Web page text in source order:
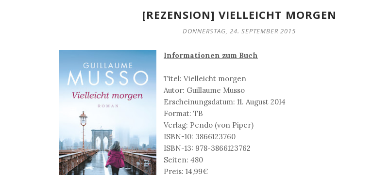
[REZENSION] VIELLEICHT MORGEN
DONNERSTAG, 24. SEPTEMBER 2015
Informationen zum Buch
Titel: Vielleicht morgen
Autor: Guillaume Musso
Erscheinungsdatum: 11. August 2014
Format: TB
Verlag: Pendo (von Piper)
ISBN-10: 3866123760
ISBN-13: 978-3866123762
Seiten: 480
Preis: 14,99€